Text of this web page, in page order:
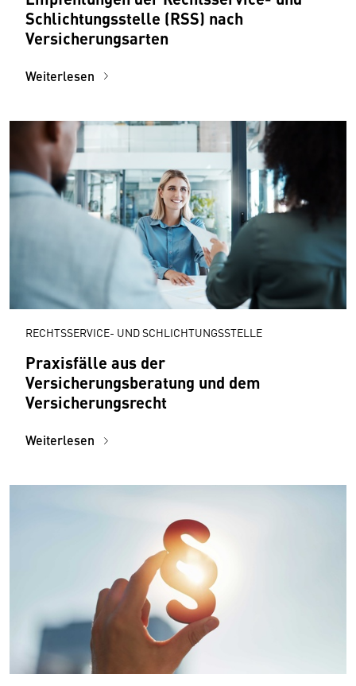
Schlichtungsstelle (RSS) nach
Versicherungsarten
Weiterlesen
RECHTSSERVICE- UND SCHLICHTUNGSSTELLE
Praxisfälle aus der
Versicherungsberatung und dem
Versicherungsrecht
Weiterlesen